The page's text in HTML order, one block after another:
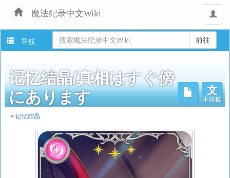
魔法纪录中文Wiki
用
户
导航
记忆结晶/真相はすぐ傍
にあります
文
不转换
<记忆结晶